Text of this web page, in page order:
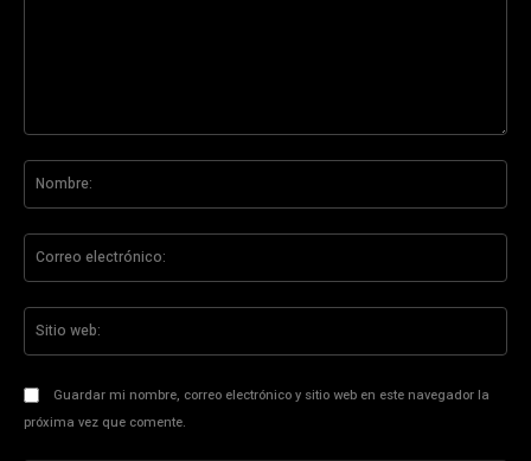
Guardar mi nombre, correo electrónico y sitio web en este navegador la
próxima vez que comente.